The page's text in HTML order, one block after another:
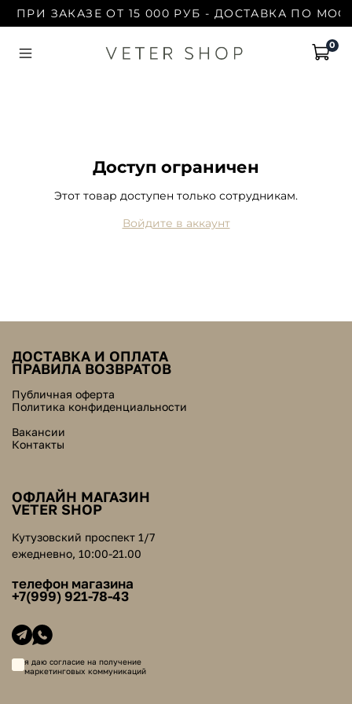
ПРИ ЗАКАЗЕ ОТ 15 000 РУБ - ДОСТАВКА ПО
0
Доступ ограничен
Этот товар доступен только сотрудникам.
Войдите в аккаунт
ДОСТАВКА И ОПЛАТА
ПРАВИЛА ВОЗВРАТОВ
Публичная оферта
Политика конфиденциальности
Вакансии
Контакты
ОФЛАЙН МАГАЗИН
VETER SHOP
Кутузовский проспект 1/7
ежедневно, 10:00-21.00
телефон магазина
+7(999) 921-78-43
я даю согласие на получение
маркетинговых коммуникаций